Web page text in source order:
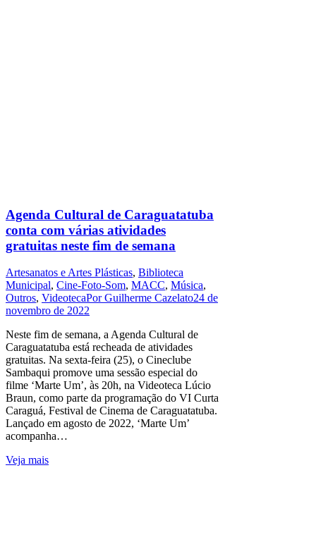
Agenda Cultural de Caraguatatuba
conta com várias atividades
gratuitas neste fim de semana
Artesanatos e Artes Plásticas, Biblioteca
Municipal, Cine-Foto-Som, MACC, Música,
Outros, VideotecaPorGuilherme Cazelato24 de
novembro de 2022
Neste fim de semana, a Agenda Cultural de
Caraguatatuba está recheada de atividades
gratuitas. Na sexta-feira (25), o Cineclube
Sambaqui promove uma sessão especial do
filme ‘Marte Um’, às 20h, na Videoteca Lúcio
Braun, como parte da programação do VI Curta
Caraguá, Festival de Cinema de Caraguatatuba.
Lançado em agosto de 2022, ‘Marte Um’
acompanha…
Veja mais